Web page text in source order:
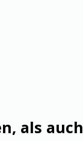
als auch